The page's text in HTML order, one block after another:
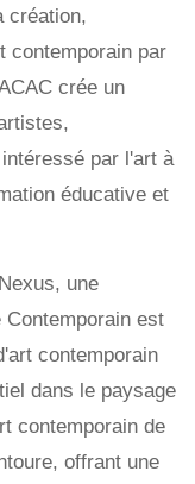
création,
contemporain par
crée un
par l'art à
éducative et
une
est
contemporain
dans le paysage
contemporain de
offrant une